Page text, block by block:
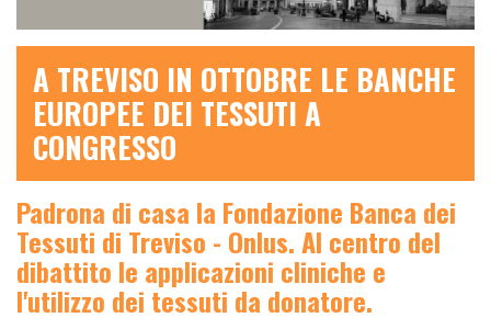
A TREVISO IN OTTOBRE LE BANCHE
EUROPEE DEI TESSUTI A
CONGRESSO
Padrona di casa la Fondazione Banca dei
Tessuti di Treviso - Onlus. Al centro del
dibattito le applicazioni cliniche e
l'utilizzo dei tessuti da donatore.